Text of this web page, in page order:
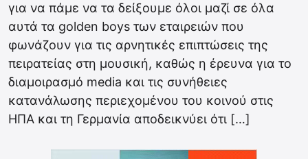
για να πάμε να τα δείξουμε όλοι μαζί σε όλα
αυτά τα golden boys των εταιρειών που
φωνάζουν για τις αρνητικές επιπτώσεις της
πειρατείας στη μουσική, καθώς η έρευνα για το
διαμοιρασμό media και τις συνήθειες
κατανάλωσης περιεχομένου του κοινού στις
ΗΠΑ και τη Γερμανία αποδεικνύει ότι […]